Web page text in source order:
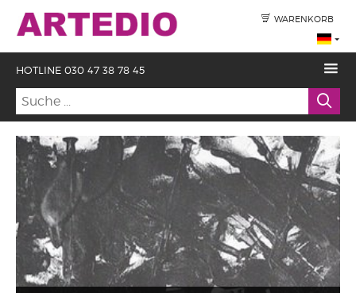
WARENKORB
HOTLINE 030 47 38 78 45